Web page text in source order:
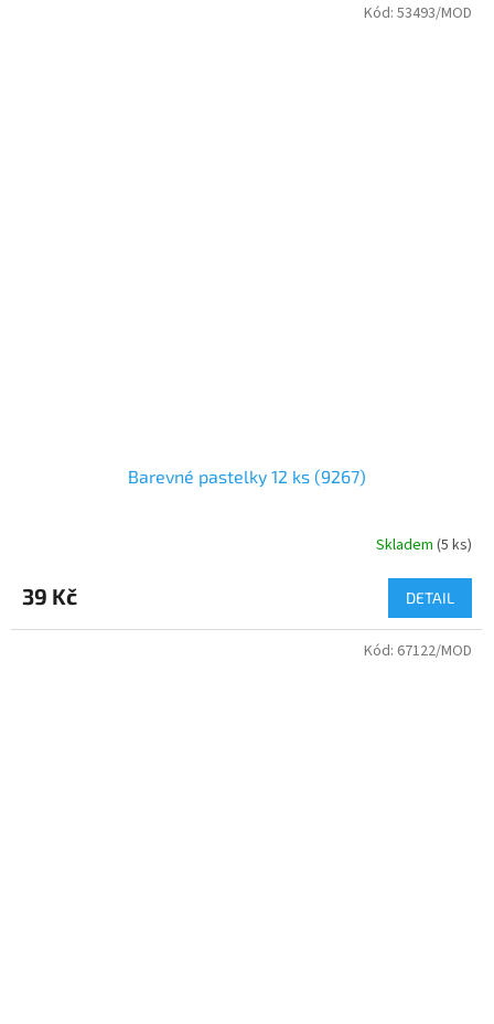
Barevné pastelky 12 ks (9267)
Skladem (5 ks)
39 Kč DETAIL
Kód: 53493/MOD
Kód: 67122/MOD